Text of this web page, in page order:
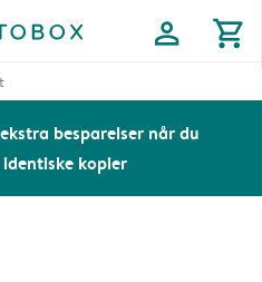
profile shopping_cart
besparelser når du
kopier